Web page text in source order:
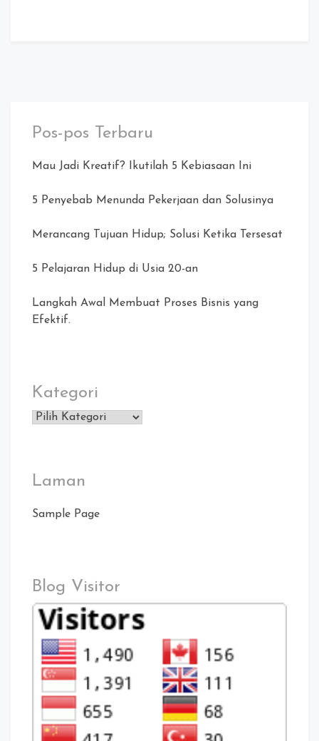
Pos-pos Terbaru
Mau Jadi Kreatif? Ikutilah 5 Kebiasaan Ini
5 Penyebab Menunda Pekerjaan dan Solusinya
Merancang Tujuan Hidup; Solusi Ketika Tersesat
5 Pelajaran Hidup di Usia 20-an
Langkah Awal Membuat Proses Bisnis yang
Efektif.
Kategori
Kategori
Laman
Sample Page
Blog Visitor